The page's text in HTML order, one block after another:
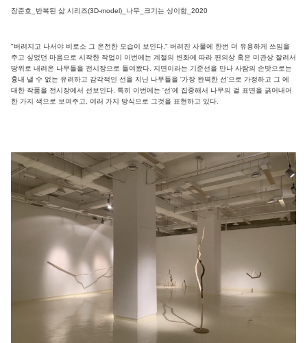
장준호_반복된 삶 시리즈(3D-model)_나무_크기는 상이함_2020
"버려지고 나서야 비로소 그 온전한 모습이 보인다." 버려진 사물에 한번 더 유용하게 쓰임을
주고 싶었던 마음으로 시작한 작업이 이번에는 계절의 변화에 따라 편의상 혹은 미관상 잘려서
땅위로 내려온 나무들을 전시장으로 들여왔다. 지면이라는 기준선을 만나 사람의 손맛으로는
흉내 낼 수 없는 유려하고 감각적인 선을 지닌 나무들을 '가장 완벽한 선'으로 가정하고 그 에
대한 작품을 전시장에서 선보인다. 특히 이번에는 '선'에 집중해서 나무의 겉 표면을 긁어내어
한 가지 색으로 보여주고, 여러 가지 방식으로 그것을 표현하고 있다.